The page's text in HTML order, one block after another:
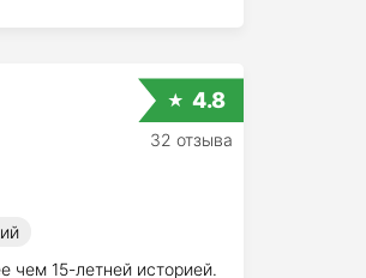
чем 15-летней историей.
4.8
32 отзыва